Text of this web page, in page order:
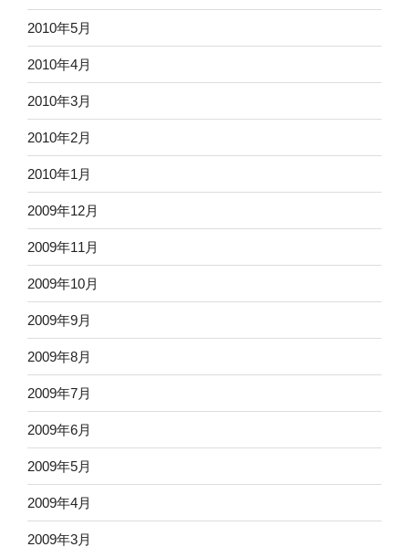
2010年5月
2010年4月
2010年3月
2010年2月
2010年1月
2009年12月
2009年11月
2009年10月
2009年9月
2009年8月
2009年7月
2009年6月
2009年5月
2009年4月
2009年3月